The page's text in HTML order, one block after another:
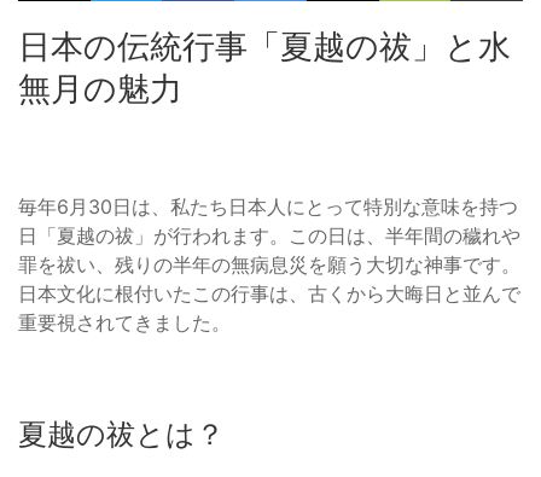
日本の伝統行事「夏越の祓」と水
無月の魅力
毎年6月30日は、私たち日本人にとって特別な意味を持つ
日「夏越の祓」が行われます。この日は、半年間の穢れや
罪を祓い、残りの半年の無病息災を願う大切な神事です。
日本文化に根付いたこの行事は、古くから大晦日と並んで
重要視されてきました。
夏越の祓とは？